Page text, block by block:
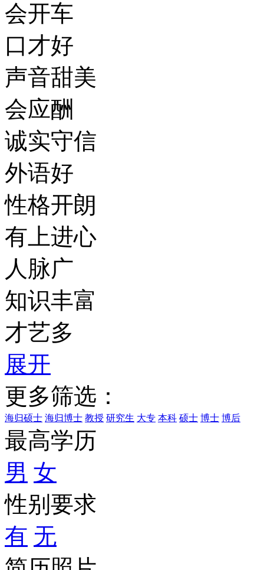
会开车
口才好
声音甜美
会应酬
诚实守信
外语好
性格开朗
有上进心
人脉广
知识丰富
才艺多
展开
更多筛选：
海归硕士 海归博士 教授 研究生 大专 本科 硕士 博士 博后
最高学历
男 女
性别要求
有 无